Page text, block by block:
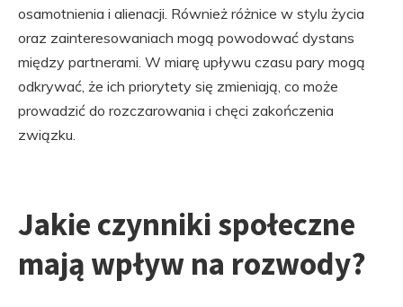
osamotnienia i alienacji. Również różnice w stylu życia
oraz zainteresowaniach mogą powodować dystans
między partnerami. W miarę upływu czasu pary mogą
odkrywać, że ich priorytety się zmieniają, co może
prowadzić do rozczarowania i chęci zakończenia
związku.
Jakie czynniki społeczne
mają wpływ na rozwody?